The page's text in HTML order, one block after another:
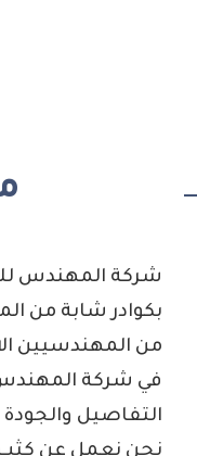
شركة المهندس
بكوادر شابة من
من المهندسيين
في شركة
التفاصيل